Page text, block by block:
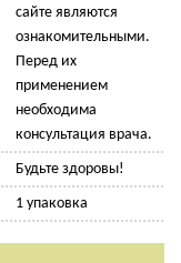
сайте являются
ознакомительными.
Перед их
применением
необходима
консультация врача.
Будьте здоровы!
1 упаковка